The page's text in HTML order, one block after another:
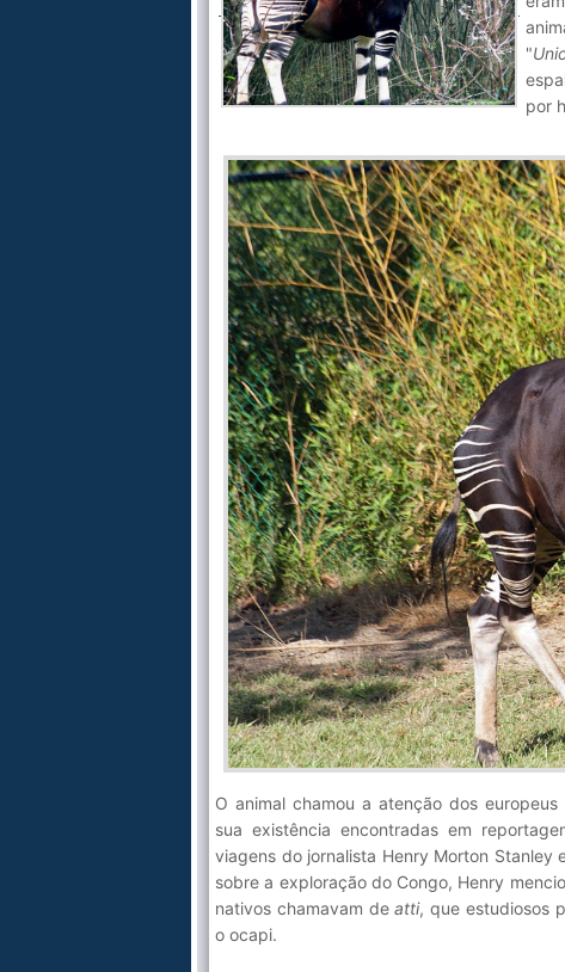
"
por
O animal chamou a atenção dos
sua existência encontradas em
viagens do jornalista Henry Morton Stanley
sobre a exploração do Congo, Henry
nativos chamavam deatti, que estudiosos
o ocapi.